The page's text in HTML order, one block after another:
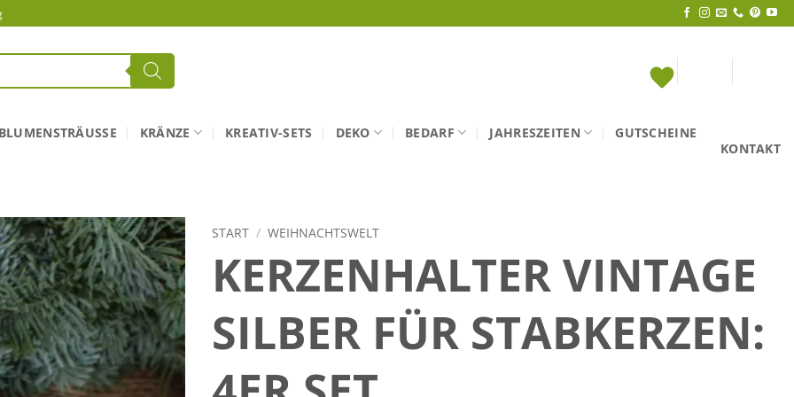
BLUMENSTRÄUSSE KRÄNZE KREATIV-SETS DEKO BEDARF JAHRESZEITEN
GUTSCHEINE
KONTAKT
START / WEIHNACHTSWELT
KERZENHALTER VINTAGE
SILBER FÜR STABKERZEN: